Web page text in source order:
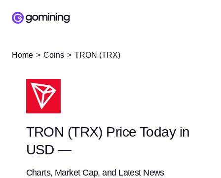
Home Coins TRON (TRX)
TRON (TRX) Price Today in
USD —
Charts, Market Cap, and Latest News